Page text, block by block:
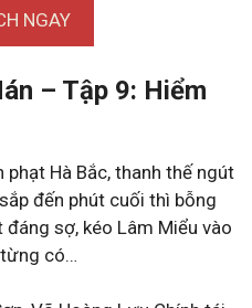
NGAY
– Tập 9: Hiểm
Hà Bắc, thanh thế ngút
đến phút cuối thì bỗng
sợ, kéo Lâm Miểu vào
có…